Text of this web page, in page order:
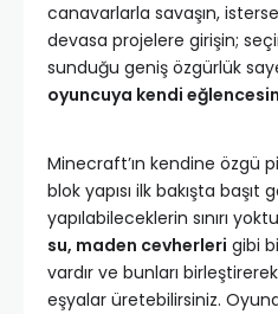
canavarlarla savaşın,
devasa projelere girişin;
sunduğu geniş özgürlük
oyuncuya kendi
Minecraft’ın kendine özgü
blok yapısı ilk bakışta
yapılabileceklerin sınırı
su, maden cevherleri gibi
vardır ve bunları
eşyalar üretebilirsiniz.